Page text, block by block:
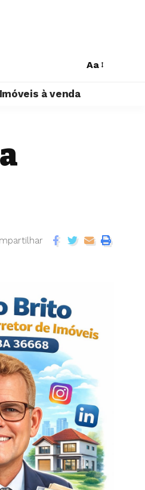
Aa
Imóveis à venda